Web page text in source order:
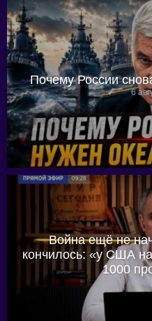
Почему России
6
Война ещё не
кончилось: «у США
1000
6